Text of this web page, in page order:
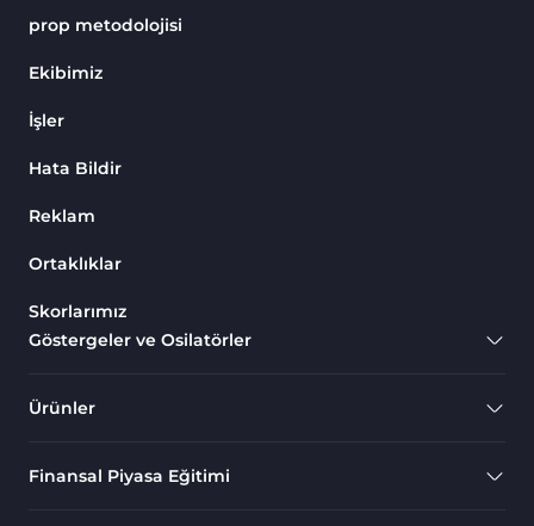
Göstergeleri
MetaTrader 4 için Fibonacci
Göstergeleri
Bantlar ve Kanallar MT4
Göstergeleri
Kurumsal Hisse Piyasası MT4
MT4 için Hareketli Göstergeleri
Scalping MT4 Göstergeleri
prop metodolojisi
Ekibimiz
İşler
Hata Bildir
Reklam
Ortaklıklar
Skorlarımız
Göstergeler ve Osilatörler
Ürünler
Finansal Piyasa Eğitimi